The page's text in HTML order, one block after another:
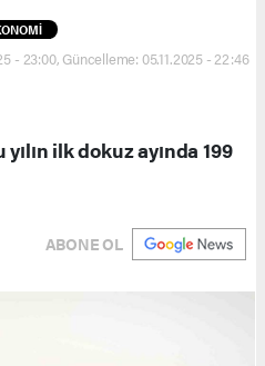
- 23:00, Güncelleme: 05.11.2025 - 22:46
ilk dokuz ayında 199
ABONE OL